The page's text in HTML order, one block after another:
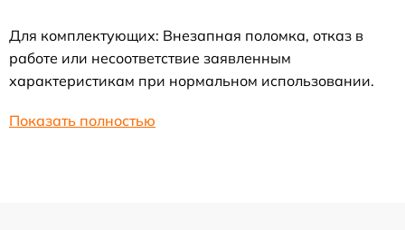
Для комплектующих: Внезапная поломка, отказ в
работе или несоответствие заявленным
характеристикам при нормальном использовании.
Показать полностью